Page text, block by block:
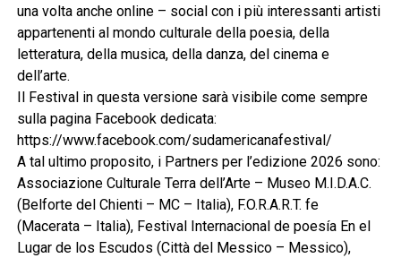
una volta anche online – social con i più interessanti artisti
appartenenti al mondo culturale della poesia, della
letteratura, della musica, della danza, del cinema e
dell’arte.
Il Festival in questa versione sarà visibile come sempre
sulla pagina Facebook dedicata:
https://www.facebook.com/sudamericanafestival/
A tal ultimo proposito, i Partners per l’edizione 2026 sono:
Associazione Culturale Terra dell’Arte – Museo M.I.D.A.C.
(Belforte del Chienti – MC – Italia), F.O.R.A.R.T. fe
(Macerata – Italia), Festival Internacional de poesía En el
Lugar de los Escudos (Città del Messico – Messico),